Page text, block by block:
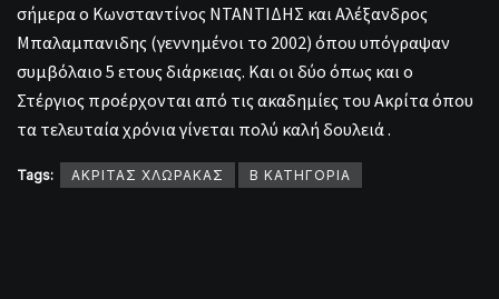
σήμερα ο Κωνσταντίνος ΝΤΑΝΤΙΔΗΣ και Αλέξανδρος
Μπαλαμπανιδης (γεννημένοι το 2002) όπου υπόγραψαν
συμβόλαιο 5 ετους διάρκειας. Και οι δύο όπως και ο
Στέργιος προέρχονται από τις ακαδημίες του Ακρίτα όπου
τα τελευταία χρόνια γίνεται πολύ καλή δουλειά .
Tags: ΑΚΡΙΤΑΣ ΧΛΩΡΑΚΑΣ Β ΚΑΤΗΓΟΡΙΑ